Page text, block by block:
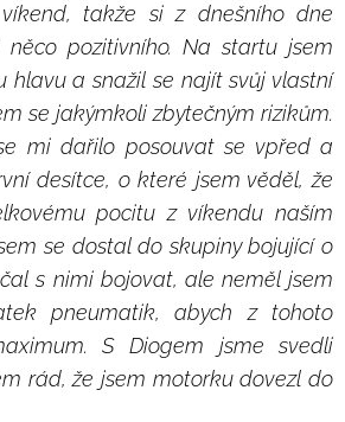
takže si z dnešního dne
pozitivního. Na startu jsem
hlavu a snažil se najít svůj vlastní
se jakýmkoli zbytečným rizikům.
mi dařilo posouvat se vpřed a
desítce, o které jsem věděl, že
pocitu z víkendu naším
se dostal do skupiny bojující o
s nimi bojovat, ale neměl jsem
pneumatik, abych z tohoto
S Diogem jsme svedli
rád, že jsem motorku dovezl do